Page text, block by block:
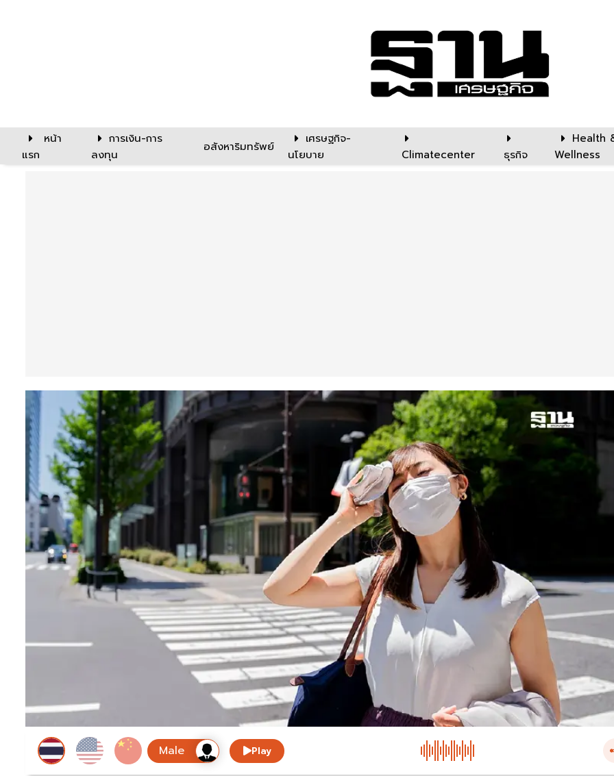
หน้า
แรก
การเงิน-การ
ลงทุน
อสังหาริมทรัพย์
เศรษฐกิจ-
นโยบาย
Climatecenter ธุรกิจ
Health
Wellness
Play